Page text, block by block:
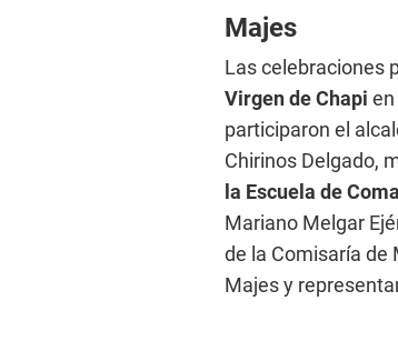
Majes
Las celebraciones
Virgen de Chapi
participaron el
Chirinos Delgado,
la Escuela de
Mariano Melgar
de la Comisaría de
Majes y